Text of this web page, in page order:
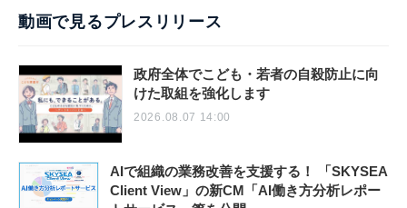
動画で見るプレスリリース
政府全体でこども・若者の自殺防止に向
けた取組を強化します
2026.08.07 14:00
AIで組織の業務改善を支援する！ 「SKYSEA
Client View」の新CM「AI働き方分析レポー